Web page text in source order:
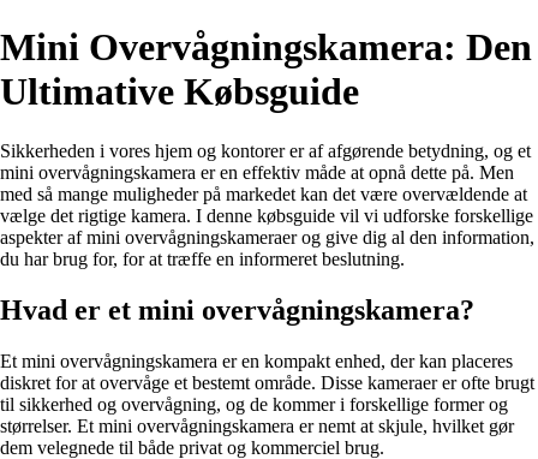
Mini Overvågningskamera: Den
Ultimative Købsguide
Sikkerheden i vores hjem og kontorer er af afgørende betydning, og et
mini overvågningskamera er en effektiv måde at opnå dette på. Men
med så mange muligheder på markedet kan det være overvældende at
vælge det rigtige kamera. I denne købsguide vil vi udforske forskellige
aspekter af mini overvågningskameraer og give dig al den information,
du har brug for, for at træffe en informeret beslutning.
Hvad er et mini overvågningskamera?
Et mini overvågningskamera er en kompakt enhed, der kan placeres
diskret for at overvåge et bestemt område. Disse kameraer er ofte brugt
til sikkerhed og overvågning, og de kommer i forskellige former og
størrelser. Et mini overvågningskamera er nemt at skjule, hvilket gør
dem velegnede til både privat og kommerciel brug.